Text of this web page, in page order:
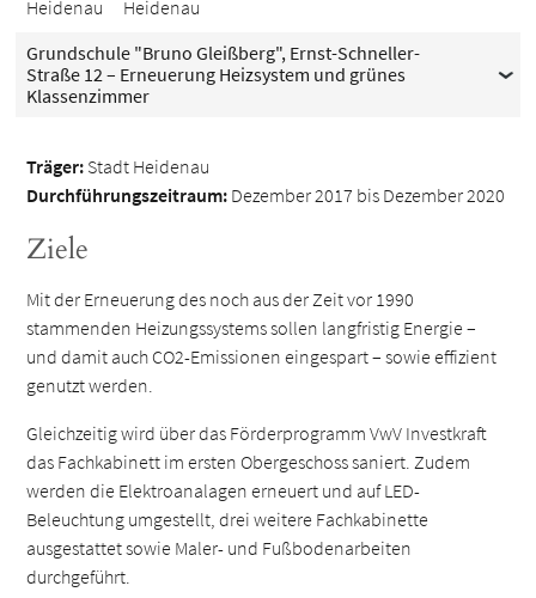
Heidenau
Heidenau
Grundschule "Bruno Gleißberg", Ernst-Schneller-
Straße 12 – Erneuerung Heizsystem und grünes
Klassenzimmer
Träger:Stadt Heidenau
Durchführungszeitraum:Dezember 2017 bis Dezember 2020
Ziele
Mit der Erneuerung des noch aus der Zeit vor 1990
stammenden Heizungssystems sollen langfristig Energie –
und damit auch CO2-Emissionen eingespart – sowie effizient
genutzt werden.
Gleichzeitig wird über das Förderprogramm VwV Investkraft
das Fachkabinett im ersten Obergeschoss saniert. Zudem
werden die Elektroanalagen erneuert und auf LED-
Beleuchtung umgestellt, drei weitere Fachkabinette
ausgestattet sowie Maler- und Fußbodenarbeiten
durchgeführt.